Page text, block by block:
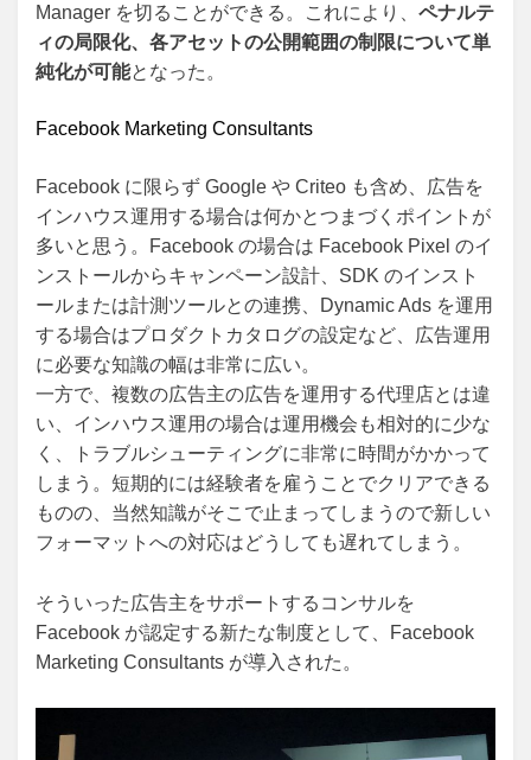
Manager を切ることができる。これにより、 ペナルテ
ィの局限化、各アセットの公開範囲の制限について単
純化が可能となった。
Facebook Marketing Consultants
Facebook に限らず Google や Criteo も含め、広告を
インハウス運用する場合は何かとつまづくポイントが
多いと思う。Facebook の場合は Facebook Pixel のイ
ンストールからキャンペーン設計、SDK のインスト
ールまたは計測ツールとの連携、Dynamic Ads を運用
する場合はプロダクトカタログの設定など、広告運用
に必要な知識の幅は非常に広い。
一方で、複数の広告主の広告を運用する代理店とは違
い、インハウス運用の場合は運用機会も相対的に少な
く、トラブルシューティングに非常に時間がかかって
しまう。短期的には経験者を雇うことでクリアできる
ものの、当然知識がそこで止まってしまうので新しい
フォーマットへの対応はどうしても遅れてしまう。
そういった広告主をサポートするコンサルを
Facebook が認定する新たな制度として、Facebook
Marketing Consultants が導入された。